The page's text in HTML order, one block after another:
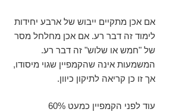
אם אכן מתקיים ייבוש של ארבע יחידות
לימוד זה דבר רע. אם אכן מחלחל מסר
של "חמש או שלוש" זה דבר רע.
המשמעות אינה שהקמפיין שגוי מיסודו,
אך זו כן קריאה לתיקון כיוון.
עוד לפני הקמפיין כמעט 60%